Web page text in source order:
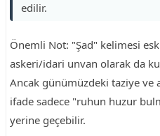
edilir.
Önemli Not: "Şad" kelimesi
askeri/idari unvan olarak da
Ancak günümüzdeki taziye ve
ifade sadece "ruhun huzur
yerine geçebilir.